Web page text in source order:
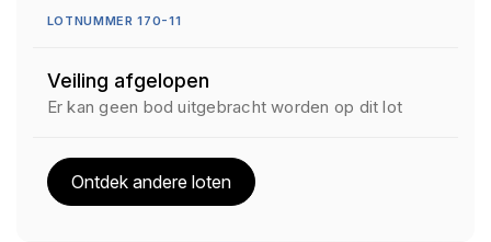
LOTNUMMER 170-11
Veiling afgelopen
Er kan geen bod uitgebracht worden op dit lot
Ontdek andere loten